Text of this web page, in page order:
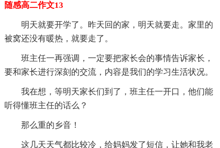
随感高二作文13
明天就要开学了。昨天回的家，明天就要走。家里的
被窝还没有暖热，就要走了。
班主任一再强调，一定要把家长会的事情告诉家长，
要和家长进行深刻的交流，内容是我们的学习生活状况。
我在想，等明天家长们到了，班主任一开口，他们能
听得懂班主任的话么？
那么重的乡音！
这几天天气都比较冷，给妈妈发了短信，让她和我老